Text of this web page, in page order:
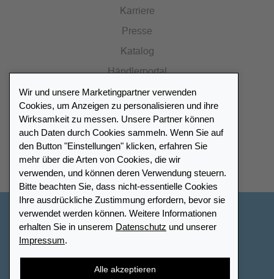
Karriere
Presse
Katalog
Händlerportal
Händlerverzeichnis
Meinen Leuchtturm Händler finden
Wir und unsere Marketingpartner verwenden
Cookies, um Anzeigen zu personalisieren und ihre
Wirksamkeit zu messen. Unsere Partner können
auch Daten durch Cookies sammeln. Wenn Sie auf
den Button "Einstellungen" klicken, erfahren Sie
mehr über die Arten von Cookies, die wir
verwenden, und können deren Verwendung steuern.
Bitte beachten Sie, dass nicht-essentielle Cookies
Ihre ausdrückliche Zustimmung erfordern, bevor sie
verwendet werden können. Weitere Informationen
erhalten Sie in unserem Datenschutz und unserer
Impressum.
Alle akzeptieren
Deutschland
Cookie-Einstellungen